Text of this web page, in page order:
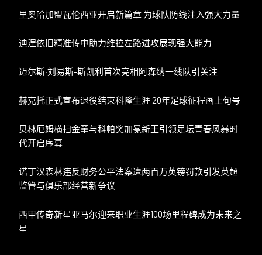
里奥哈加盟瓦伦西亚开启新篇章 为球队防线注入强大力量
迪涅依旧精准传中助力维拉左路进攻展现强大能力
迈尔斯·刘易斯-斯凯利首次亮相阿森纳一线队引关注
赫克托正式宣布退役结束科隆生涯 20年足球征程画上句号
贝林厄姆横扫金童与科帕奖加冕新王引领足坛青春风暴时
代开启序幕
诺丁汉森林违反财务公平法案遭两百万英镑罚款引发英超
监管与俱乐部经营新争议
西甲传奇新星亚马尔迎来职业生涯100场里程碑成为未来之
星